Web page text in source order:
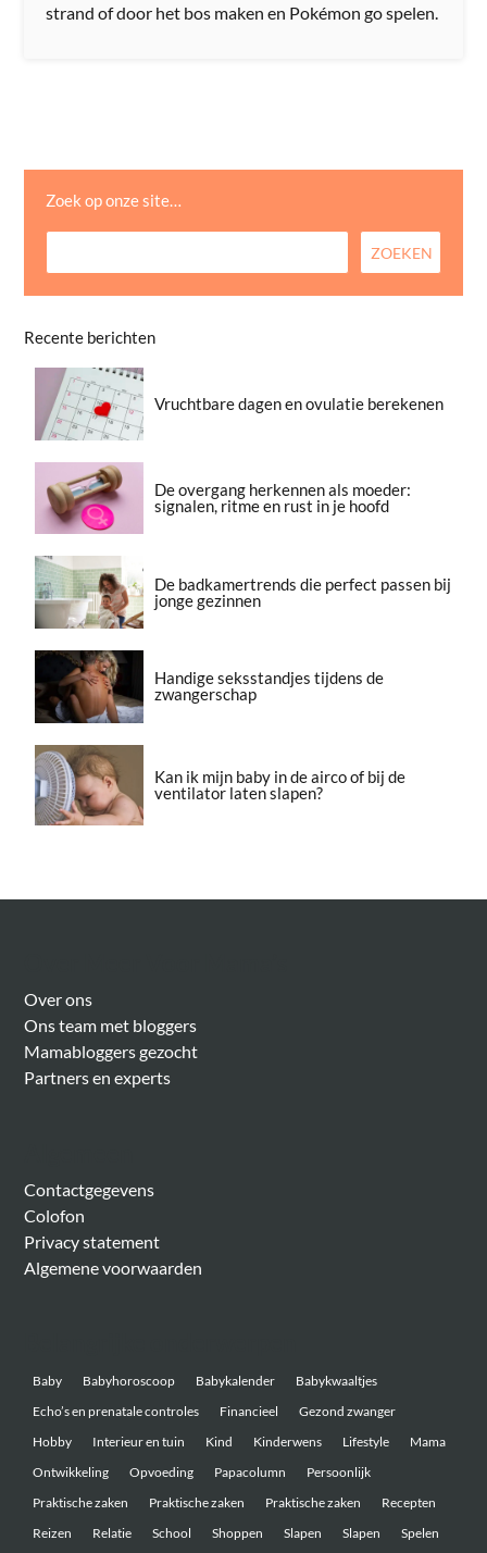
strand of door het bos maken en Pokémon go spelen.
Zoek op onze site…
Recente berichten
Vruchtbare dagen en ovulatie berekenen
De overgang herkennen als moeder:
signalen, ritme en rust in je hoofd
De badkamertrends die perfect passen bij
jonge gezinnen
Handige seksstandjes tijdens de
zwangerschap
Kan ik mijn baby in de airco of bij de
ventilator laten slapen?
Over ons
Ons team met bloggers
Mamabloggers gezocht
Partners en experts
Contactgegevens
Colofon
Privacy statement
Algemene voorwaarden
Baby Babyhoroscoop Babykalender
Babykwaaltjes
Echo’s en prenatale controles
Financieel
Gezond zwanger
Hobby
Interieur en tuin Kind Kinderwens Lifestyle
Mama
Ontwikkeling
Opvoeding Papacolumn
Persoonlijk
Praktische zaken
Praktische zaken Praktische zaken
Recepten
Reizen
Relatie School Shoppen Slapen Slapen Spelen